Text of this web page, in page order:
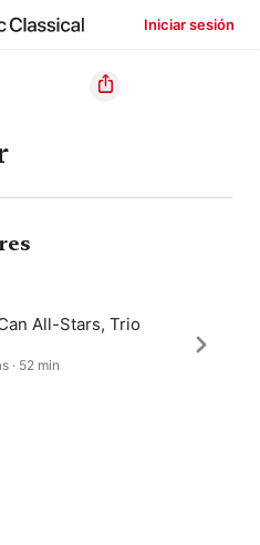
Iniciar sesión
All-Stars, Trio
· 52 min